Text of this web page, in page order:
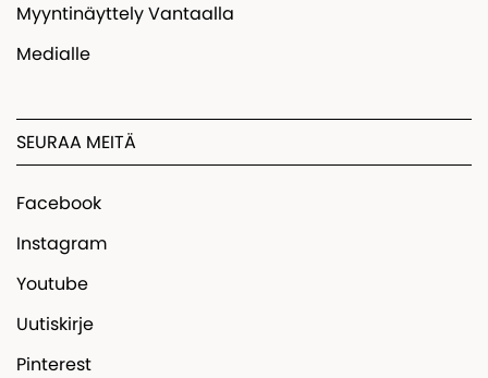
Myyntinäyttely Vantaalla
Medialle
SEURAA MEITÄ
Facebook
Instagram
Youtube
Uutiskirje
Pinterest